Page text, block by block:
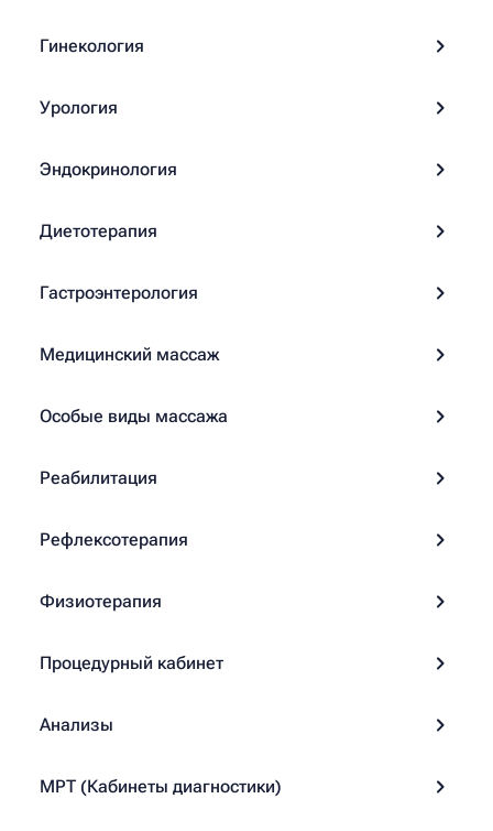
Гинекология
Урология
Эндокринология
Диетотерапия
Гастроэнтерология
Медицинский массаж
Особые виды массажа
Реабилитация
Рефлексотерапия
Физиотерапия
Процедурный кабинет
Анализы
МРТ (Кабинеты диагностики)